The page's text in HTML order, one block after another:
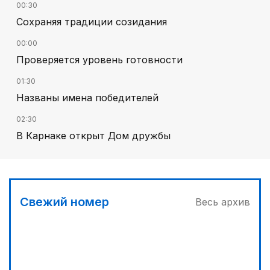
00:30
Сохраняя традиции созидания
00:00
Проверяется уровень готовности
01:30
Названы имена победителей
02:30
В Карнаке открыт Дом дружбы
программе
04:00
Свежий номер Весь архив